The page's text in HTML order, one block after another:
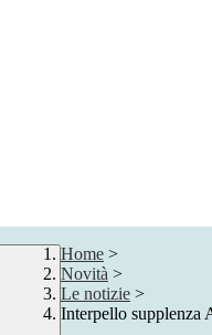
Home >
Novità >
Le notizie >
Interpello supplenza